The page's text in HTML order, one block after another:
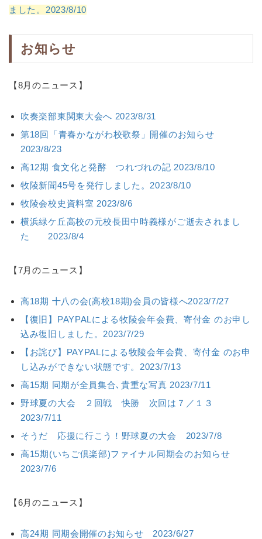
ました。2023/8/10
お知らせ
【8月のニュース】
吹奏楽部東関東大会へ 2023/8/31
第18回「青春かながわ校歌祭」開催のお知らせ
2023/8/23
高12期 食文化と発酵 つれづれの記 2023/8/10
牧陵新聞45号を発行しました。2023/8/10
牧陵会校史資料室 2023/8/6
横浜緑ケ丘高校の元校長田中時義様がご逝去されまし
た 2023/8/4
【7月のニュース】
高18期 十八の会(高校18期)会員の皆様へ2023/7/27
【復旧】PAYPALによる牧陵会年会費、寄付金 のお申し
込み復旧しました。2023/7/29
【お詫び】PAYPALによる牧陵会年会費、寄付金 のお申
し込みができない状態です。2023/7/13
高15期 同期が全員集合､貴重な写真 2023/7/11
野球夏の大会 ２回戦 快勝 次回は７／１３
2023/7/11
そうだ 応援に行こう！野球夏の大会 2023/7/8
高15期(いちご倶楽部)ファイナル同期会のお知らせ
2023/7/6
【6月のニュース】
高24期 同期会開催のお知らせ 2023/6/27